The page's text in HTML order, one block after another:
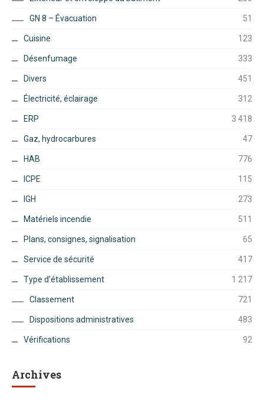
GN 8 – Évacuation 51
Cuisine 123
Désenfumage 333
Divers 451
Électricité, éclairage 312
ERP 3 418
Gaz, hydrocarbures 47
HAB 776
ICPE 115
IGH 273
Matériels incendie 511
Plans, consignes, signalisation 65
Service de sécurité 417
Type d'établissement 1 217
Classement 721
Dispositions administratives 483
Vérifications 92
Archives